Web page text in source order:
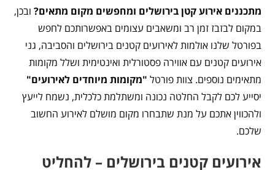
מתכננים אירוע קטן בירושלים ומחפשים מקום מתאים? ובכן,
במקום לבזבז זמן רב ומשאבים עצומים באפשרותכם לחפש
בפורטל שלנו אולמות לאירועים קטנים בירושלים והסביבה, גני
אירועים קטנים עם אווירה פסטורלית ואינטימית ושלל מקומות
מתאימים נוספים. צוות פורטל "מקומות מיוחדים לאירועים"
יסייע לכם לקבל החלטה נכונה ומשתלמת כלכלית, נשמח לייעץ
ולהכווין אתכם על מנת שתבחרו מקום מושלם לאירוע החשוב
שלכם.
אירועים קטנים בירושלים – להחליט